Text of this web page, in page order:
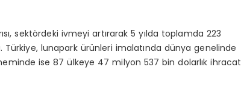
sektördeki ivmeyi artırarak 5 yılda toplamda 223
Türkiye, lunapark ürünleri imalatında dünya genelinde
ise 87 ülkeye 47 milyon 537 bin dolarlık ihracat